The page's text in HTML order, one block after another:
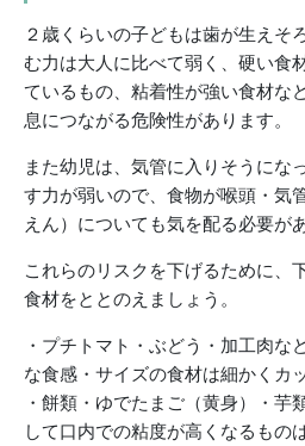
２歳くらいの子どもは歯が生えそ
む力は大人に比べて弱く、硬い食
ているもの、粘着性が強い食材な
息につながる危険性があります。
また幼児は、気管に入りそうにな
す力が弱いので、食物が喉頭・気
えん）についても気を配る必要が
これらのリスクを下げるために、
食材をととのえましょう。
・プチトマト・ぶどう・加工肉な
な食感・サイズの食材は細かくカ
・餅類・ゆでたまご（黄身）・芋
して口内での粘度が高くなるもの